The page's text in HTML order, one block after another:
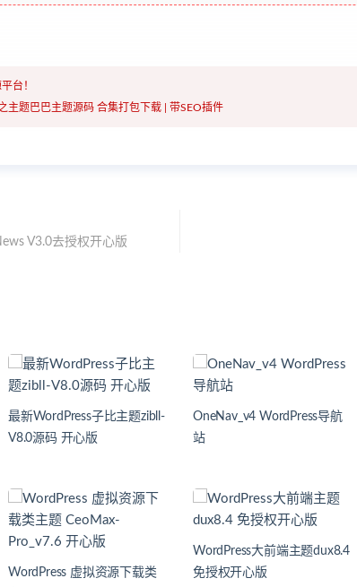
台！
主题巴巴主题源码 合集打包下载 | 带SEO插件
V3.0去授权开心版
最新WordPress子比主题zibll-
V8.0源码 开心版
OneNav_v4 WordPress导航
站
WordPress 虚拟资源下载类
WordPress大前端主题dux8.4
免授权开心版